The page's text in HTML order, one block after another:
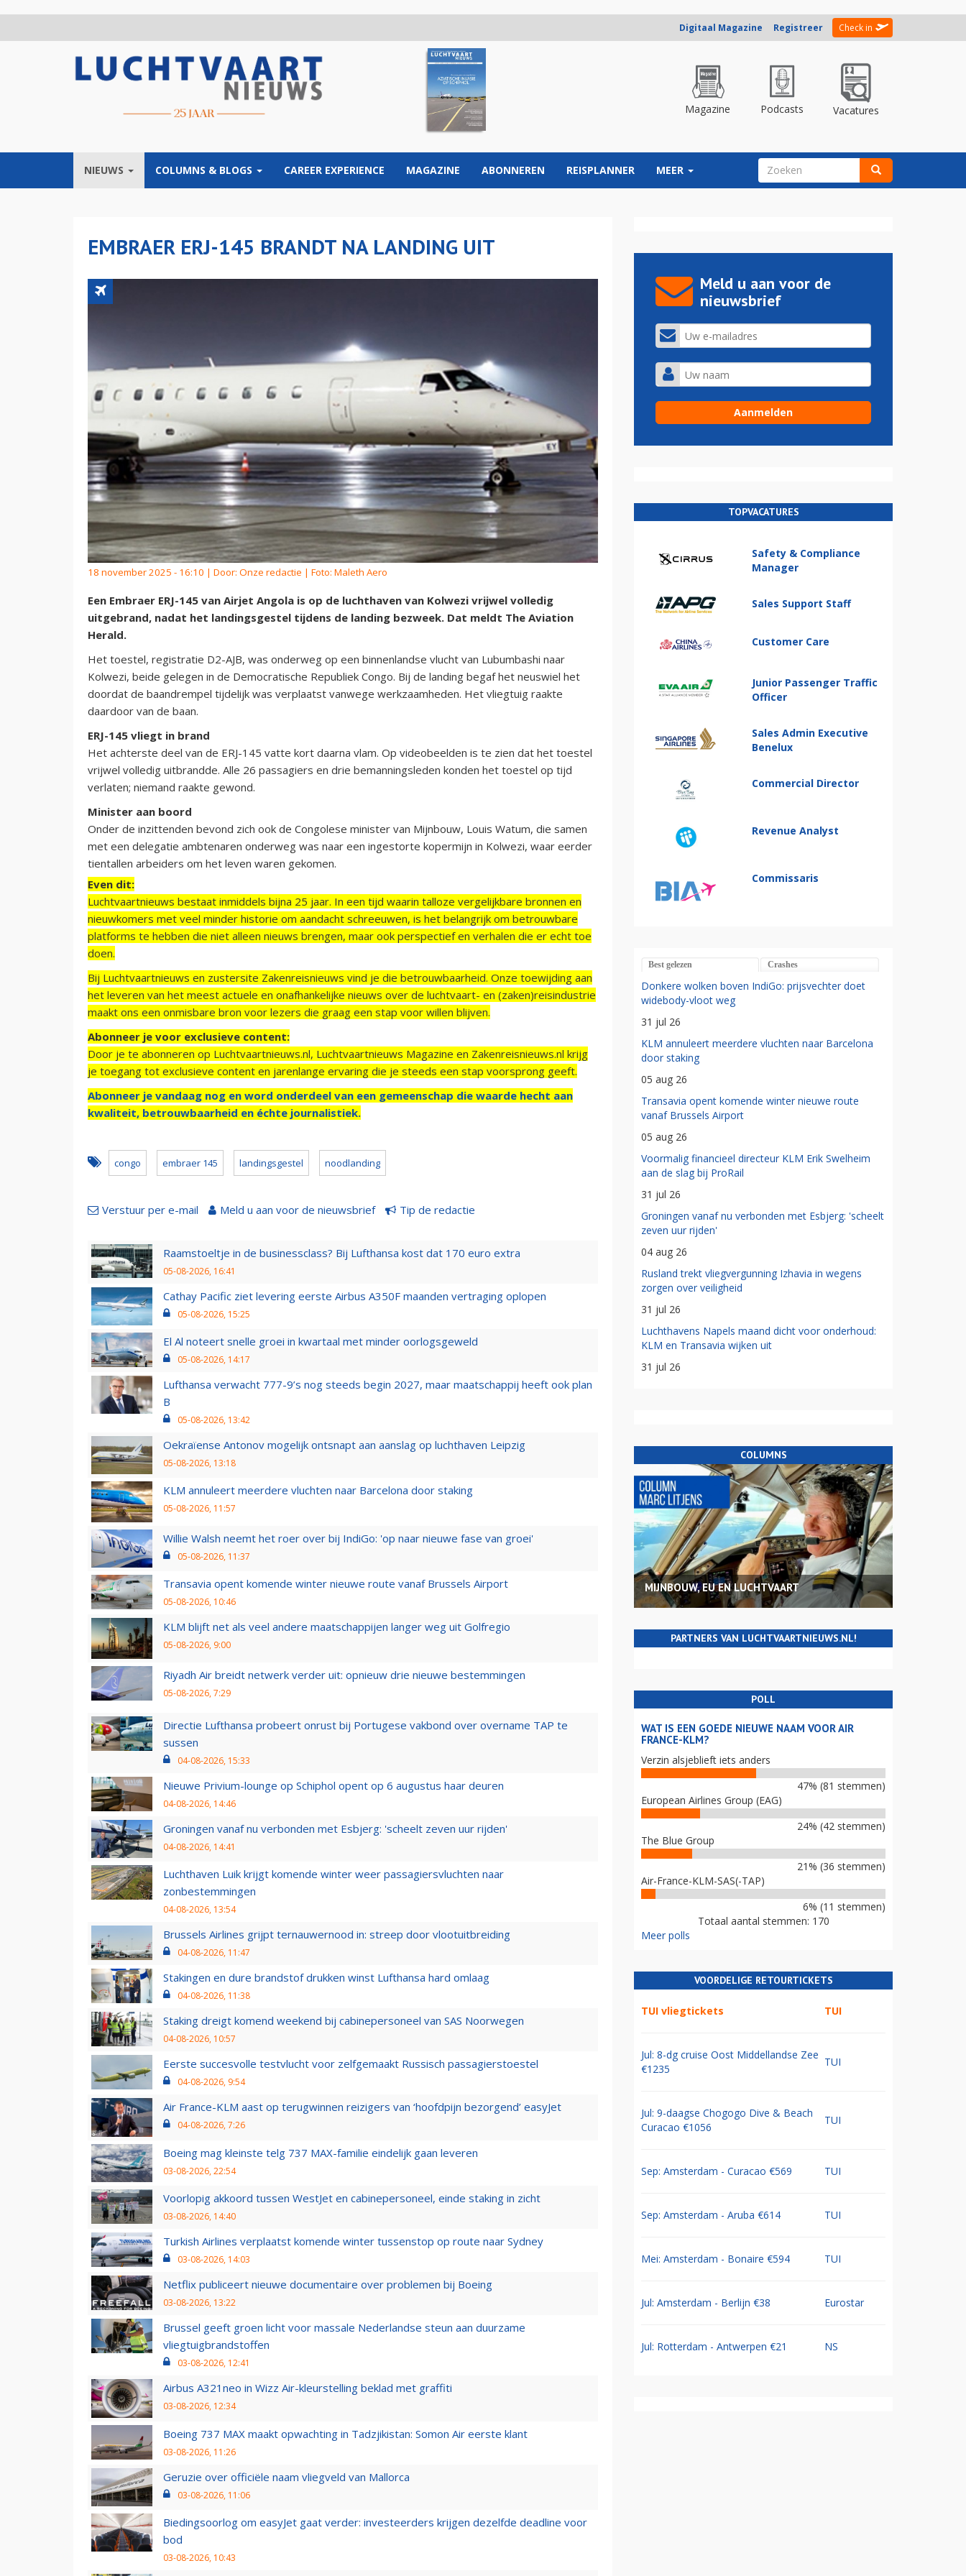
Digitaal Magazine Registreer Check in
Magazine Podcasts Vacatures
NIEUWS COLUMNS & BLOGS CAREER EXPERIENCE MAGAZINE ABONNEREN REISPLANNER MEER ZOEKVELD
EMBRAER ERJ-145 BRANDT NA LANDING UIT
18 november 2025 - 16:10 | Door: Onze redactie | Foto: Maleth Aero
Een Embraer ERJ-145 van Airjet Angola is op de luchthaven van Kolwezi vrijwel volledig
uitgebrand, nadat het landingsgestel tijdens de landing bezweek. Dat meldt The Aviation
Herald.
Het toestel, registratie D2-AJB, was onderweg op een binnenlandse vlucht van Lubumbashi naar
Kolwezi, beide gelegen in de Democratische Republiek Congo. Bij de landing begaf het neuswiel het
doordat de baandrempel tijdelijk was verplaatst vanwege werkzaamheden. Het vliegtuig raakte
daardoor van de baan.
ERJ-145 vliegt in brand
Het achterste deel van de ERJ-145 vatte kort daarna vlam. Op videobeelden is te zien dat het toestel
vrijwel volledig uitbrandde. Alle 26 passagiers en drie bemanningsleden konden het toestel op tijd
verlaten; niemand raakte gewond.
Minister aan boord
Onder de inzittenden bevond zich ook de Congolese minister van Mijnbouw, Louis Watum, die samen
met een delegatie ambtenaren onderweg was naar een ingestorte kopermijn in Kolwezi, waar eerder
tientallen arbeiders om het leven waren gekomen.
Even dit:
Luchtvaartnieuws bestaat inmiddels bijna 25 jaar. In een tijd waarin talloze vergelijkbare bronnen en
nieuwkomers met veel minder historie om aandacht schreeuwen, is het belangrijk om betrouwbare
platforms te hebben die niet alleen nieuws brengen, maar ook perspectief en verhalen die er echt toe
doen.
Bij Luchtvaartnieuws en zustersite Zakenreisnieuws vind je die betrouwbaarheid. Onze toewijding aan
het leveren van het meest actuele en onafhankelijke nieuws over de luchtvaart- en (zaken)reisindustrie
maakt ons een onmisbare bron voor lezers die graag een stap voor willen blijven.
Abonneer je voor exclusieve content:
Door je te abonneren op Luchtvaartnieuws.nl, Luchtvaartnieuws Magazine en Zakenreisnieuws.nl krijg
je toegang tot exclusieve content en jarenlange ervaring die je steeds een stap voorsprong geeft.
Abonneer je vandaag nog en word onderdeel van een gemeenschap die waarde hecht aan
kwaliteit, betrouwbaarheid en échte journalistiek.
congo embraer 145 landingsgestel noodlanding
Verstuur per e-mail Meld u aan voor de nieuwsbrief Tip de redactie
Raamstoeltje in de businessclass? Bij Lufthansa kost dat 170 euro extra
05-08-2026, 16:41
Cathay Pacific ziet levering eerste Airbus A350F maanden vertraging oplopen
05-08-2026, 15:25
El Al noteert snelle groei in kwartaal met minder oorlogsgeweld
05-08-2026, 14:17
Lufthansa verwacht 777-9’s nog steeds begin 2027, maar maatschappij heeft ook plan
B
05-08-2026, 13:42
Oekraïense Antonov mogelijk ontsnapt aan aanslag op luchthaven Leipzig
05-08-2026, 13:18
KLM annuleert meerdere vluchten naar Barcelona door staking
05-08-2026, 11:57
Willie Walsh neemt het roer over bij IndiGo: 'op naar nieuwe fase van groei'
05-08-2026, 11:37
Transavia opent komende winter nieuwe route vanaf Brussels Airport
05-08-2026, 10:46
KLM blijft net als veel andere maatschappijen langer weg uit Golfregio
05-08-2026, 9:00
Riyadh Air breidt netwerk verder uit: opnieuw drie nieuwe bestemmingen
05-08-2026, 7:29
Directie Lufthansa probeert onrust bij Portugese vakbond over overname TAP te
sussen
04-08-2026, 15:33
Nieuwe Privium-lounge op Schiphol opent op 6 augustus haar deuren
04-08-2026, 14:46
Groningen vanaf nu verbonden met Esbjerg: 'scheelt zeven uur rijden'
04-08-2026, 14:41
Luchthaven Luik krijgt komende winter weer passagiersvluchten naar
zonbestemmingen
04-08-2026, 13:54
Brussels Airlines grijpt ternauwernood in: streep door vlootuitbreiding
04-08-2026, 11:47
Stakingen en dure brandstof drukken winst Lufthansa hard omlaag
04-08-2026, 11:38
Staking dreigt komend weekend bij cabinepersoneel van SAS Noorwegen
04-08-2026, 10:57
Eerste succesvolle testvlucht voor zelfgemaakt Russisch passagierstoestel
04-08-2026, 9:54
Air France-KLM aast op terugwinnen reizigers van ‘hoofdpijn bezorgend’ easyJet
04-08-2026, 7:26
Boeing mag kleinste telg 737 MAX-familie eindelijk gaan leveren
03-08-2026, 22:54
Voorlopig akkoord tussen WestJet en cabinepersoneel, einde staking in zicht
03-08-2026, 14:40
Turkish Airlines verplaatst komende winter tussenstop op route naar Sydney
03-08-2026, 14:03
Netflix publiceert nieuwe documentaire over problemen bij Boeing
03-08-2026, 13:22
Brussel geeft groen licht voor massale Nederlandse steun aan duurzame
vliegtuigbrandstoffen
03-08-2026, 12:41
Airbus A321neo in Wizz Air-kleurstelling beklad met graffiti
03-08-2026, 12:34
Boeing 737 MAX maakt opwachting in Tadzjikistan: Somon Air eerste klant
03-08-2026, 11:26
Geruzie over officiële naam vliegveld van Mallorca
03-08-2026, 11:06
Biedingsoorlog om easyJet gaat verder: investeerders krijgen dezelfde deadline voor
bod
03-08-2026, 10:43
Meld u aan voor de
nieuwsbrief
TOPVACATURES
Safety & Compliance
Manager
Sales Support Staff
Customer Care
Junior Passenger Traffic
Officer
Sales Admin Executive
Benelux
Commercial Director
Revenue Analyst
Commissaris
Best gelezen Crashes
Donkere wolken boven IndiGo: prijsvechter doet
widebody-vloot weg
31 jul 26
KLM annuleert meerdere vluchten naar Barcelona
door staking
05 aug 26
Transavia opent komende winter nieuwe route
vanaf Brussels Airport
05 aug 26
Voormalig financieel directeur KLM Erik Swelheim
aan de slag bij ProRail
31 jul 26
Groningen vanaf nu verbonden met Esbjerg: 'scheelt
zeven uur rijden'
04 aug 26
Rusland trekt vliegvergunning Izhavia in wegens
zorgen over veiligheid
31 jul 26
Luchthavens Napels maand dicht voor onderhoud:
KLM en Transavia wijken uit
31 jul 26
COLUMNS
MIJNBOUW, EU EN LUCHTVAART
PARTNERS VAN LUCHTVAARTNIEUWS.NL!
POLL
WAT IS EEN GOEDE NIEUWE NAAM VOOR AIR
FRANCE-KLM?
Verzin alsjeblieft iets anders
47% (81 stemmen)
European Airlines Group (EAG)
24% (42 stemmen)
The Blue Group
21% (36 stemmen)
Air-France-KLM-SAS(-TAP)
6% (11 stemmen)
Totaal aantal stemmen: 170
Meer polls
VOORDELIGE RETOURTICKETS
TUI vliegtickets TUI
Jul: 8-dg cruise Oost Middellandse Zee
€1235
TUI
Jul: 9-daagse Chogogo Dive & Beach
Curacao €1056
TUI
Sep: Amsterdam - Curacao €569 TUI
Sep: Amsterdam - Aruba €614 TUI
Mei: Amsterdam - Bonaire €594 TUI
Jul: Amsterdam - Berlijn €38 Eurostar
Jul: Rotterdam - Antwerpen €21 NS